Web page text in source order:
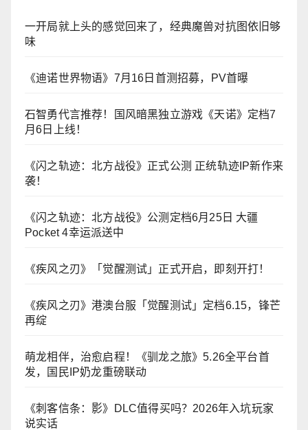
一开局就上头的感觉回来了，经典魔兽对抗图依旧够
味
《迪诺世界物语》7月16日首测招募，PV首曝
石智勇代言推荐！国风暗黑独立游戏《天诺》定档7
月6日上线！
《闪之轨迹：北方战役》正式公测 正统轨迹IP新作来
袭！
《闪之轨迹：北方战役》公测定档6月25日 大疆
Pocket 4幸运派送中
《疾风之刃》「觉醒测试」正式开启，即刻开打！
《疾风之刃》港澳台服「觉醒测试」定档6.15，锋芒
再绽
萌龙相伴，治愈启程！《驯龙之旅》5.26全平台首
发，国民IP奶龙重磅联动
《刺客信条：影》DLC值得买吗？2026年入坑玩家
说实话